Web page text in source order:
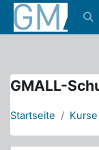
Zum Hauptinhalt
GMALL-
Startseite Kurse